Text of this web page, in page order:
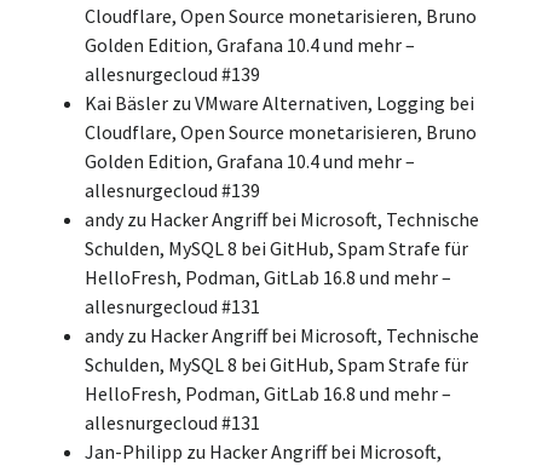
Cloudflare, Open Source monetarisieren, Bruno
Golden Edition, Grafana 10.4 und mehr –
allesnurgecloud #139
Kai Bäsler zu VMware Alternativen, Logging bei
Cloudflare, Open Source monetarisieren, Bruno
Golden Edition, Grafana 10.4 und mehr –
allesnurgecloud #139
andyzu Hacker Angriff bei Microsoft, Technische
Schulden, MySQL 8 bei GitHub, Spam Strafe für
HelloFresh, Podman, GitLab 16.8 und mehr –
allesnurgecloud #131
andyzu Hacker Angriff bei Microsoft, Technische
Schulden, MySQL 8 bei GitHub, Spam Strafe für
HelloFresh, Podman, GitLab 16.8 und mehr –
allesnurgecloud #131
Jan-Philipp zu Hacker Angriff bei Microsoft,